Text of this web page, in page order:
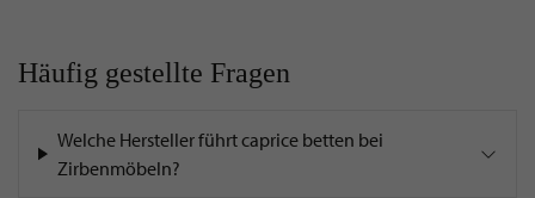
Häufig gestellte Fragen
Welche Hersteller führt caprice betten bei
Zirbenmöbeln?